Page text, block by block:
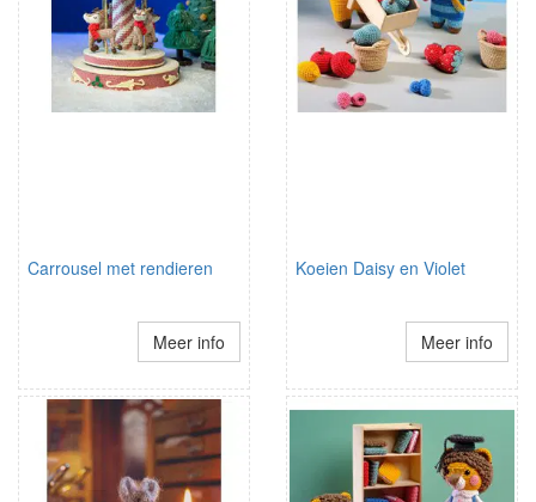
Carrousel met rendieren
Meer info
Koeien Daisy en Violet
Meer info